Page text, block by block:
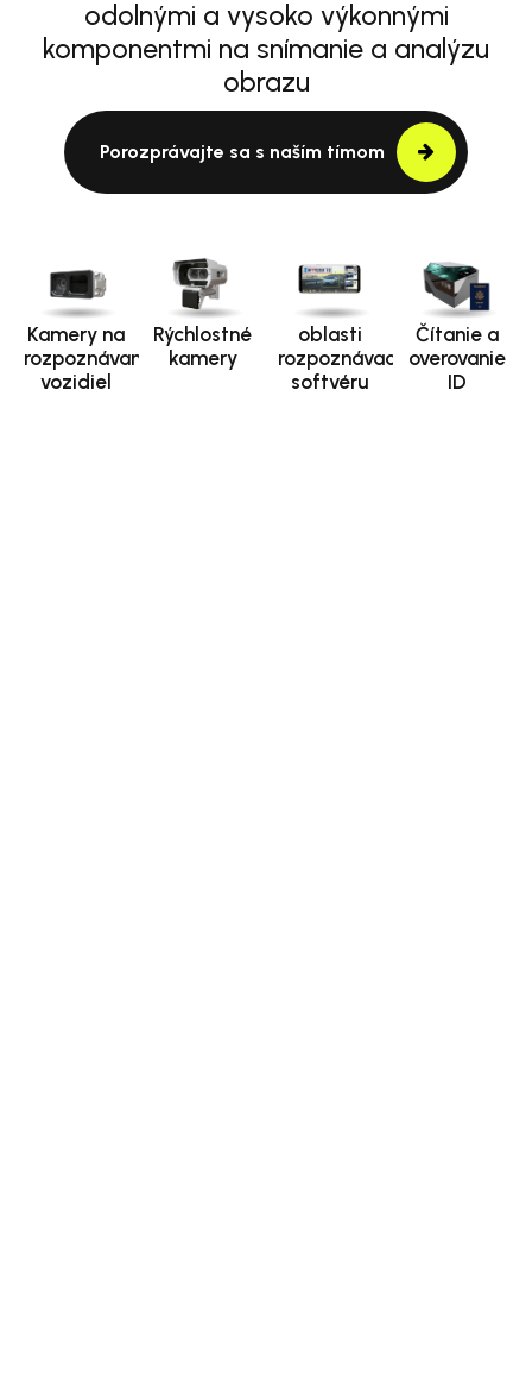
odolnými a vysoko výkonnými
komponentmi na snímanie a analýzu
obrazu
Porozprávajte sa s naším tímom
Kamery na
rozpoznávanie
vozidiel
Rýchlostné
kamery
oblasti
rozpoznávacieho
softvéru
Čítanie a
overovanie
ID